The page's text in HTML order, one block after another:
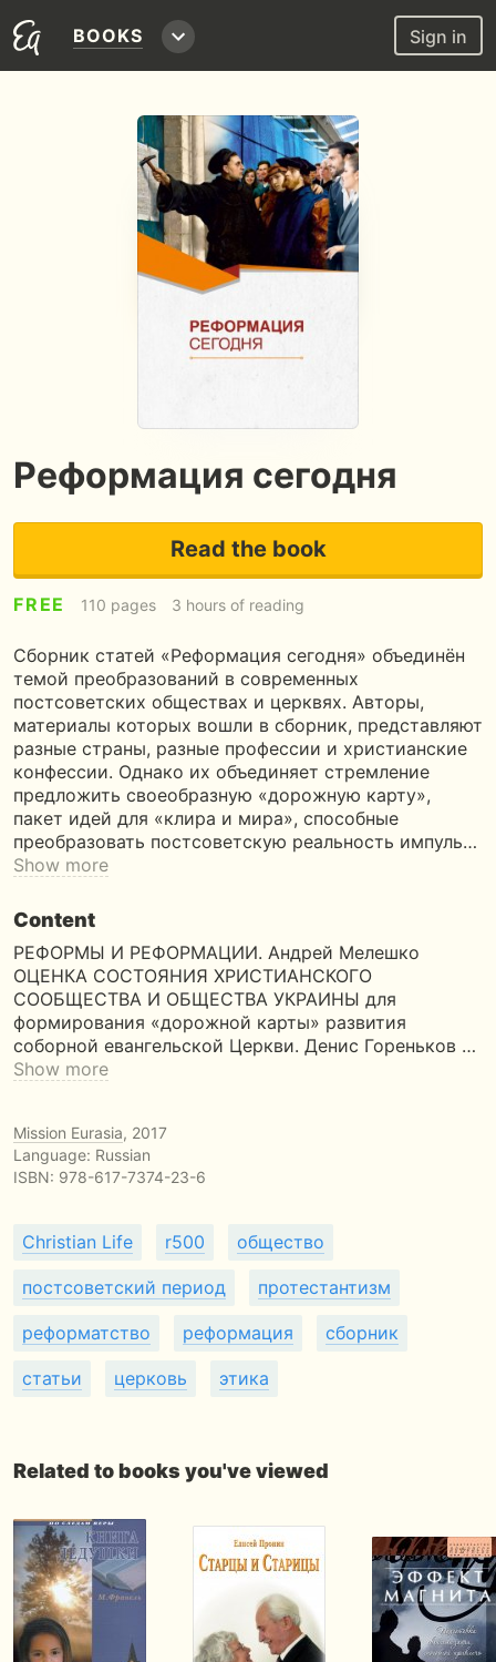
BOOKS Sign in
Реформация сегодня
Read the book
FREE 110 pages 3 hours of reading
Сборник статей «Реформация сегодня» объединён
темой преобразований в современных
постсоветских обществах и церквях. Авторы,
материалы которых вошли в сборник, представляют
разные страны, разные профессии и христианские
конфессии. Однако их объединяет стремление
предложить своеобразную «дорожную карту»,
пакет идей для «клира и мира», способные
преобразовать постсоветскую реальность импуль…
Show more
Content
РЕФОРМЫ И РЕФОРМАЦИИ. Андрей Мелешко
ОЦЕНКА СОСТОЯНИЯ ХРИСТИАНСКОГО
СООБЩЕСТВА И ОБЩЕСТВА УКРАИНЫ для
формирования «дорожной карты» развития
соборной евангельской Церкви. Денис Гореньков …
Show more
Mission Eurasia, 2017
Language: Russian
ISBN: 978-617-7374-23-6
Christian Life r500 общество
постсоветский период протестантизм
реформатство реформация сборник
статьи церковь этика
Related to books you've viewed